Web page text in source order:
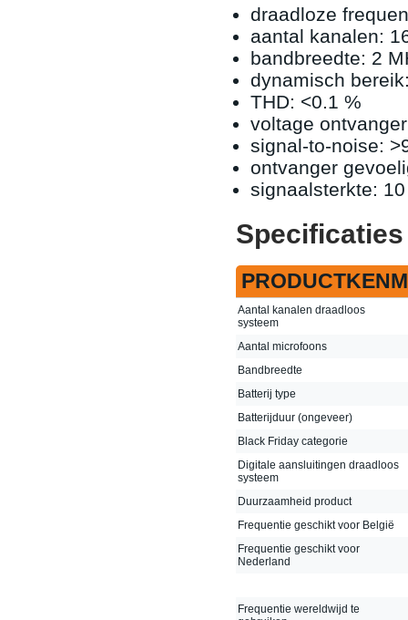
draadloze
aantal kanalen:
bandbreedte: 2
dynamisch
THD: <0.1 %
voltage
signal-to-noise:
ontvanger
signaalsterkte:
Specificaties
Aantal kanalen draadloos
systeem
Aantal microfoons
Bandbreedte
Batterij type
Batterijduur (ongeveer)
Black Friday categorie
Digitale aansluitingen draadloos
systeem
Duurzaamheid product
Frequentie geschikt voor België
Frequentie geschikt voor
Nederland
Frequentie wereldwijd te